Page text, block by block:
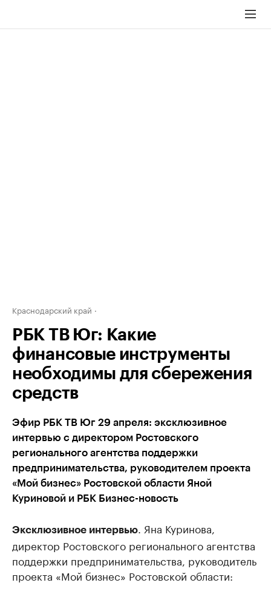
Краснодарский край
РБК ТВ Юг: Какие
финансовые инструменты
необходимы для сбережения
средств
Эфир РБК ТВ Юг 29 апреля: эксклюзивное
интервью с директором Ростовского
регионального агентства поддержки
предпринимательства, руководителем проекта
«Мой бизнес» Ростовской области Яной
Куриновой и РБК Бизнес-новость
Эксклюзивное интервью
. Яна Куринова,
директор Ростовского регионального агентства
поддержки предпринимательства, руководитель
проекта «Мой бизнес» Ростовской области: